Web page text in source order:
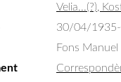
Velia...(?),
30/04/
Fons Manuel